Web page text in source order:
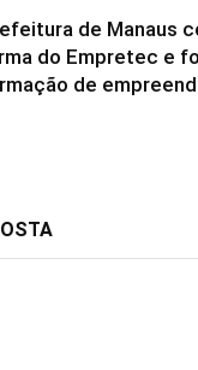
de Manaus
do Empretec e
de